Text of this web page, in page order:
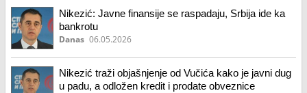
Nikezić: Javne finansije se raspadaju, Srbija ide ka
bankrotu
Danas 06.05.2026
Nikezić traži objašnjenje od Vučića kako je javni dug
u padu, a odložen kredit i prodate obveznice